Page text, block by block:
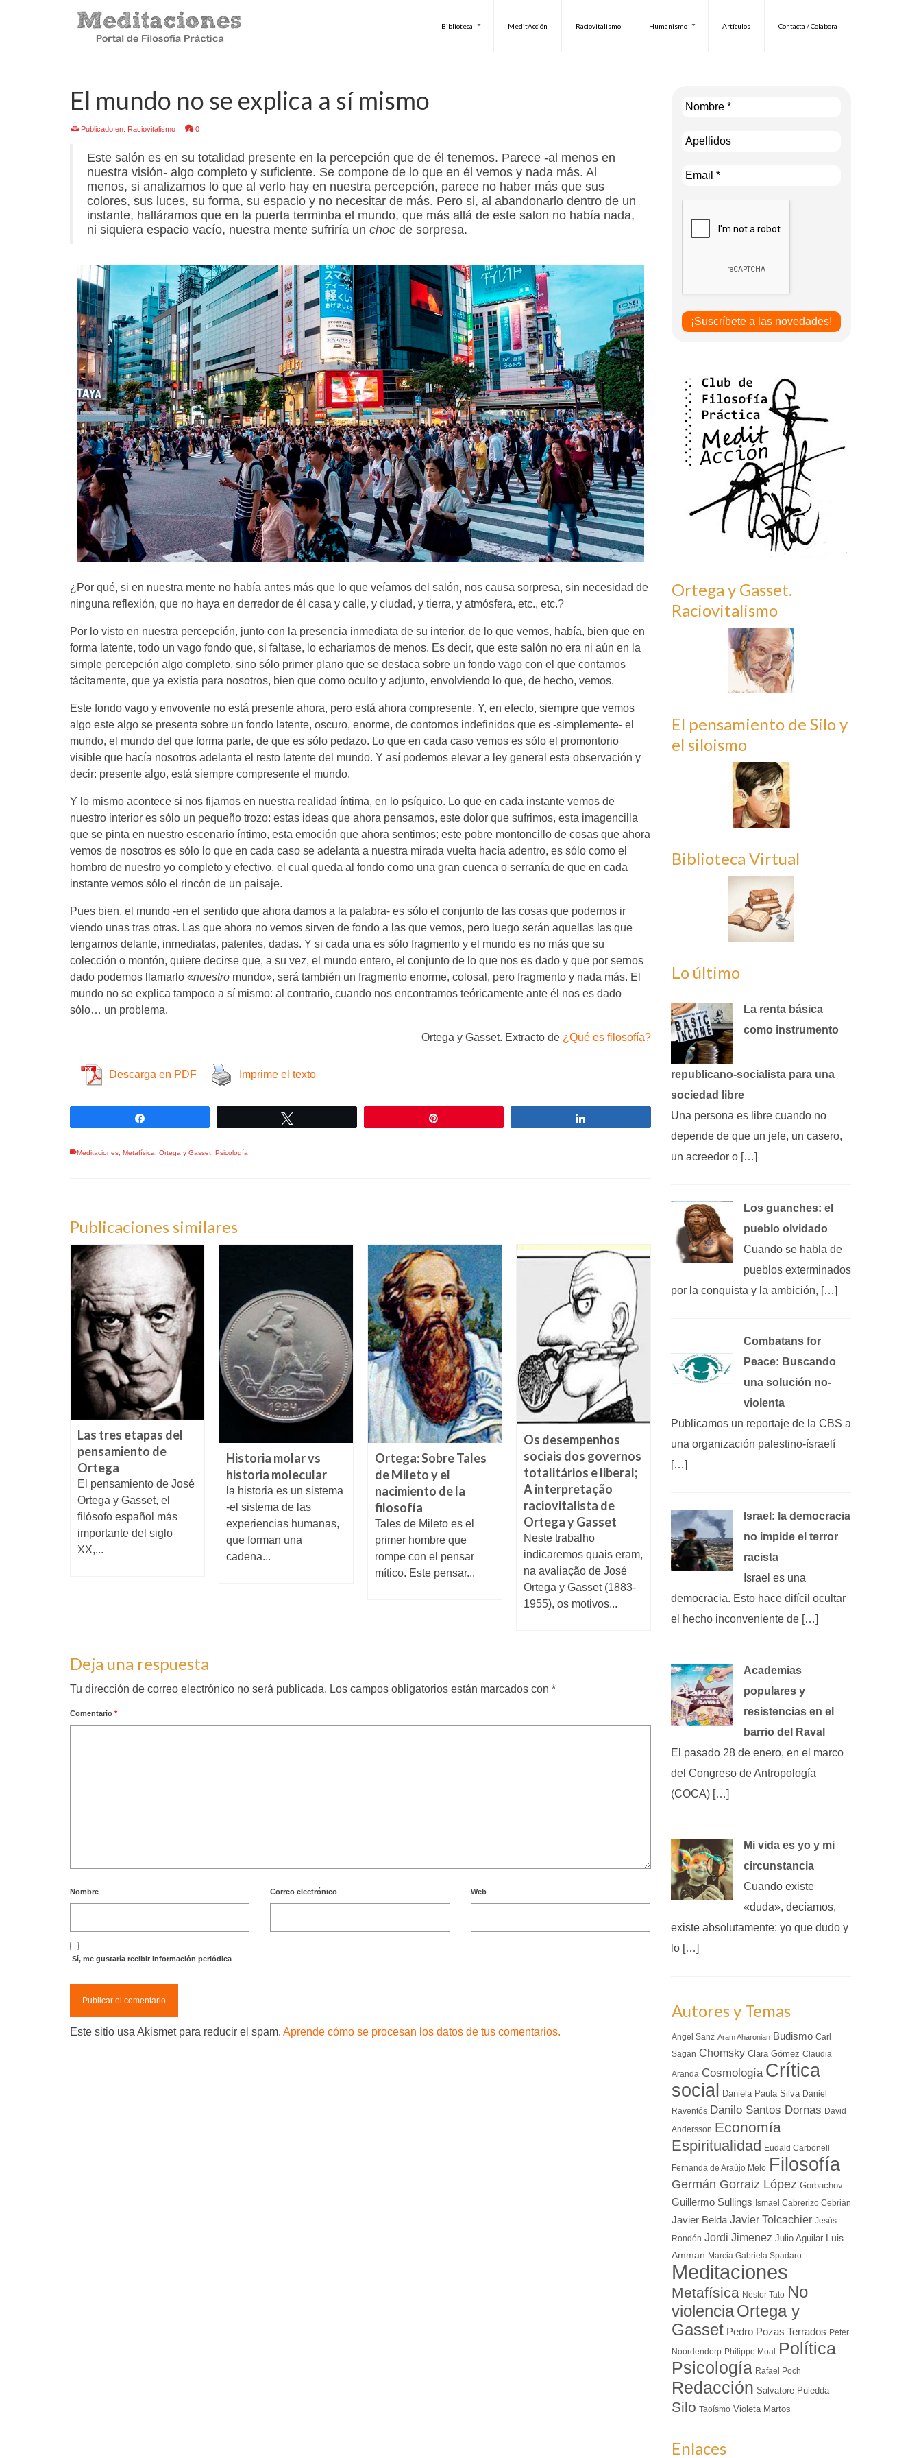
Biblioteca MeditAcción Raciovitalismo Humanismo Artículos Contacta / Colabora
El mundo no se explica a sí mismo
Publicado en: Raciovitalismo | 0
Este salón es en su totalidad presente en la percepción que de él tenemos. Parece -al menos en
nuestra visión- algo completo y suficiente. Se compone de lo que en él vemos y nada más. Al
menos, si analizamos lo que al verlo hay en nuestra percepción, parece no haber más que sus
colores, sus luces, su forma, su espacio y no necesitar de más. Pero si, al abandonarlo dentro de un
instante, halláramos que en la puerta terminba el mundo, que más allá de este salon no había nada,
ni siquiera espacio vacío, nuestra mente sufriría un choc de sorpresa.
¿Por qué, si en nuestra mente no había antes más que lo que veíamos del salón, nos causa sorpresa, sin necesidad de
ninguna reflexión, que no haya en derredor de él casa y calle, y ciudad, y tierra, y atmósfera, etc., etc.?
Por lo visto en nuestra percepción, junto con la presencia inmediata de su interior, de lo que vemos, había, bien que en
forma latente, todo un vago fondo que, si faltase, lo echaríamos de menos. Es decir, que este salón no era ni aún en la
simple percepción algo completo, sino sólo primer plano que se destaca sobre un fondo vago con el que contamos
tácitamente, que ya existía para nosotros, bien que como oculto y adjunto, envolviendo lo que, de hecho, vemos.
Este fondo vago y envovente no está presente ahora, pero está ahora compresente. Y, en efecto, siempre que vemos
algo este algo se presenta sobre un fondo latente, oscuro, enorme, de contornos indefinidos que es -simplemente- el
mundo, el mundo del que forma parte, de que es sólo pedazo. Lo que en cada caso vemos es sólo el promontorio
visible que hacía nosotros adelanta el resto latente del mundo. Y así podemos elevar a ley general esta observación y
decir: presente algo, está siempre compresente el mundo.
Y lo mismo acontece si nos fijamos en nuestra realidad íntima, en lo psíquico. Lo que en cada instante vemos de
nuestro interior es sólo un pequeño trozo: estas ideas que ahora pensamos, este dolor que sufrimos, esta imagencilla
que se pinta en nuestro escenario íntimo, esta emoción que ahora sentimos; este pobre montoncillo de cosas que ahora
vemos de nosotros es sólo lo que en cada caso se adelanta a nuestra mirada vuelta hacía adentro, es sólo como el
hombro de nuestro yo completo y efectivo, el cual queda al fondo como una gran cuenca o serranía de que en cada
instante vemos sólo el rincón de un paisaje.
Pues bien, el mundo -en el sentido que ahora damos a la palabra- es sólo el conjunto de las cosas que podemos ir
viendo unas tras otras. Las que ahora no vemos sirven de fondo a las que vemos, pero luego serán aquellas las que
tengamos delante, inmediatas, patentes, dadas. Y si cada una es sólo fragmento y el mundo es no más que su
colección o montón, quiere decirse que, a su vez, el mundo entero, el conjunto de lo que nos es dado y que por sernos
dado podemos llamarlo «nuestro mundo», será también un fragmento enorme, colosal, pero fragmento y nada más. El
mundo no se explica tampoco a sí mismo: al contrario, cuando nos encontramos teóricamente ante él nos es dado
sólo… un problema.
Ortega y Gasset. Extracto de ¿Qué es filosofía?
Descarga en PDF Imprime el texto
Meditaciones Metafísica Ortega y Gasset Psicología
Publicaciones similares
Las tres etapas del
pensamiento de
Ortega
El pensamiento de José
Ortega y Gasset, el
filósofo español más
importante del siglo
XX,...
Historia molar vs
historia molecular
la historia es un sistema
-el sistema de las
experiencias humanas,
que forman una
cadena...
Ortega: Sobre Tales
de Mileto y el
nacimiento de la
filosofía
Tales de Mileto es el
primer hombre que
rompe con el pensar
mítico. Este pensar...
Os desempenhos
sociais dos governos
totalitários e liberal;
A interpretação
raciovitalista de
Ortega y Gasset
Neste trabalho
indicaremos quais eram,
na avaliação de José
Ortega y Gasset (1883-
1955), os motivos...
El amor es un eterno
«insatisfecho».
Nada hay tan fecundo
en nuestra vida íntima
como el sentimiento
amoroso; tanto, que
viene...
um filósofo nascido
maio de 1883, em
Deja una respuesta
Tu dirección de correo electrónico no será publicada. Los campos obligatorios están marcados con *
Comentario *
Nombre Correo electrónico Web
Sí, me gustaría recibir información periódica
Este sitio usa Akismet para reducir el spam. Aprende cómo se procesan los datos de tus comentarios.
Ortega y Gasset.
Raciovitalismo
El pensamiento de Silo y
el siloismo
Biblioteca Virtual
Lo último
La renta básica
como instrumento
republicano‑socialista para una
sociedad libre
Una persona es libre cuando no
depende de que un jefe, un casero,
un acreedor o […]
Los guanches: el
pueblo olvidado
Cuando se habla de
pueblos exterminados
por la conquista y la ambición, […]
Combatans for
Peace: Buscando
una solución no-
violenta
Publicamos un reportaje de la CBS a
una organización palestino-ísraelí
[…]
Israel: la democracia
no impide el terror
racista
Israel es una
democracia. Esto hace difícil ocultar
el hecho inconveniente de […]
Academias
populares y
resistencias en el
barrio del Raval
El pasado 28 de enero, en el marco
del Congreso de Antropología
(COCA) […]
Mi vida es yo y mi
circunstancia
Cuando existe
«duda», decíamos,
existe absolutamente: yo que dudo y
lo […]
Autores y Temas
Angel Sanz Aram Aharonian Budismo Carl
Sagan Chomsky Clara Gómez Claudia
Aranda Cosmología Crítica
social
Daniela Paula Silva Daniel
Raventós Danilo Santos Dornas David
Andersson Economía
Espiritualidad Eudald Carbonell
Fernanda de Araújo Melo Filosofía
Germán Gorraiz López Gorbachov
Guillermo Sullings Ismael Cabrerizo Cebrián
Javier Belda Javier Tolcachier Jesús
Rondón Jordi Jimenez Julio Aguilar Luis
Amman Marcia Gabriela Spadaro
Meditaciones
Metafísica Nestor Tato No
violencia Ortega y
Gasset Pedro Pozas Terrados Peter
Noordendorp Philippe Moal Política
Psicología Rafael Poch
Redacción Salvatore Puledda
Silo Taoísmo Violeta Martos
Enlaces